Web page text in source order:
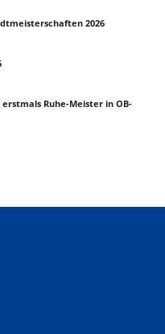
2026
erstmals Ruhe-Meister in OB-